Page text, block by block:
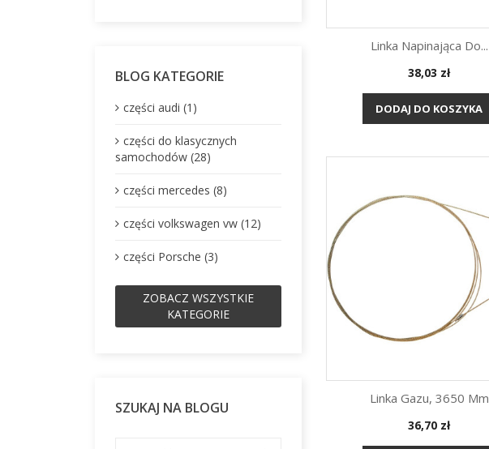
BLOG KATEGORIE
części audi (1)
części do klasycznych
samochodów (28)
części mercedes (8)
części volkswagen vw (12)
części Porsche (3)
ZOBACZ WSZYSTKIE
KATEGORIE
SZUKAJ NA BLOGU
Szybki podgląd
Linka Napinająca Do...
Cena
38,03 zł
DODAJ DO KOSZYKA
Szybki podgląd
Linka Gazu, 3650 Mm
Cena
36,70 zł